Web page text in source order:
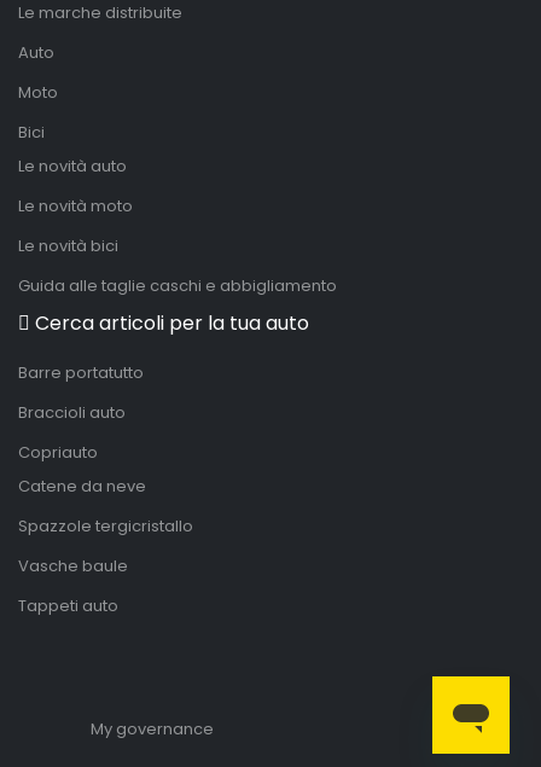
Le marche distribuite
Auto
Moto
Bici
Le novità auto
Le novità moto
Le novità bici
Guida alle taglie caschi e abbigliamento
Cerca articoli per la tua auto
Barre portatutto
Braccioli auto
Copriauto
Catene da neve
Spazzole tergicristallo
Vasche baule
Tappeti auto
My governance